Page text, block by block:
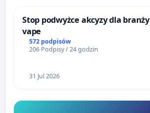
Stop podwyżce akcyzy dla branży
vape
572 podpisów
206 Podpisy / 24 godzin
31 Jul 2026